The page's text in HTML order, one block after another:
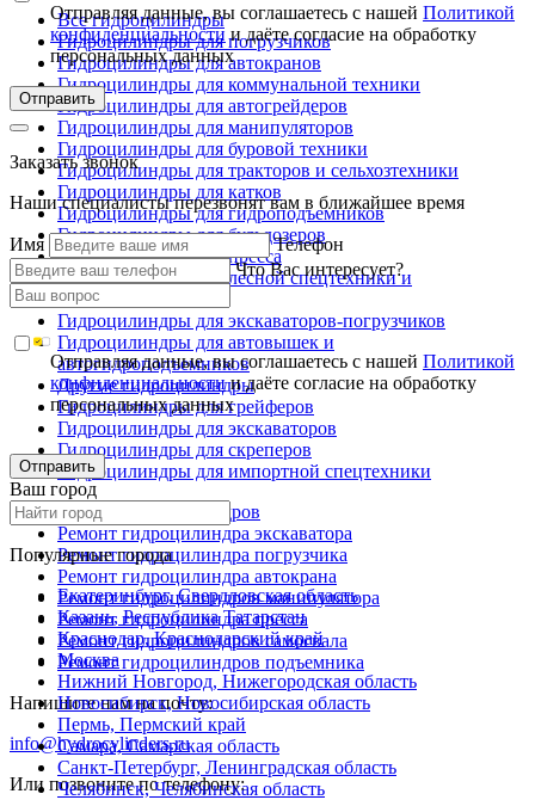
Все гидроцилиндры
Гидроцилиндры для погрузчиков
Гидроцилиндры для автокранов
Гидроцилиндры для коммунальной техники
Гидроцилиндры для автогрейдеров
Гидроцилиндры для манипуляторов
Гидроцилиндры для буровой техники
Гидроцилиндры для тракторов и сельхозтехники
Гидроцилиндры для катков
Гидроцилиндры для гидроподъемников
Гидроцилиндры для бульдозеров
Гидроцилиндры для пресса
Гидроцилиндры для лесной спецтехники и
металловозов
Гидроцилиндры для экскаваторов-погрузчиков
Гидроцилиндры для автовышек и
автогидроподъемников
Другие гидроцилиндры
Гидроцилиндры для грейферов
Гидроцилиндры для экскаваторов
Гидроцилиндры для скреперов
Гидроцилиндры для импортной спецтехники
Ремонт гидроцилиндров
Ремонт гидроцилиндра экскаватора
Ремонт гидроцилиндра погрузчика
Ремонт гидроцилиндра автокрана
Ремонт гидроцилиндров манипулятора
Ремонт гидроцилиндра пресса
Ремонт гидроцилиндров самосвала
Ремонт гидроцилиндров подъемника
Напишите нам на почту:
info@hydrocylinders.ru
Или позвоните по телефону:
Отправляя данные, вы соглашаетесь с нашейПолитикой
конфиденциальностии даёте согласие на обработку
персональных данных
Отправить
Заказать звонок
Наши специалисты перезвонят вам в ближайшее время
Имя
Телефон
Что Вас интересует?
Отправляя данные, вы соглашаетесь с нашейПолитикой
конфиденциальностии даёте согласие на обработку
персональных данных
Отправить
Ваш город
Популярные города
Екатеринбург, Свердловская область
Казань, Республика Татарстан
Краснодар, Краснодарский край
Москва
Нижний Новгород, Нижегородская область
Новосибирск, Новосибирская область
Пермь, Пермский край
Самара, Самарская область
Санкт-Петербург, Ленинградская область
Челябинск, Челябинская область